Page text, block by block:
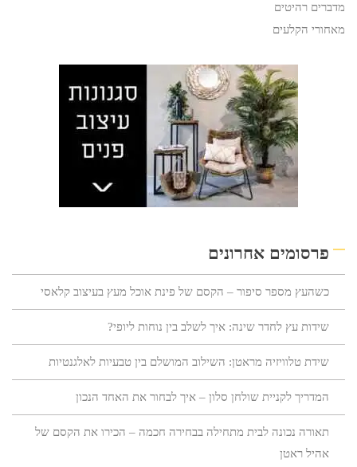
מדברים רהיטים
מאחורי הקלעים
פרסומים אחרונים
כשהעץ מספר סיפור – הקסם של פינת אוכל מעץ בעיצוב קלאסי
שידות עץ לחדר שינה: איך לשלב בין נוחות ליופי?
שידת טלוויזיה מראטן: השילוב המושלם בין טבעיות לאלגנטיות
המדריך לקניית שולחן סלון – איך לבחור את האחד הנכון
תאורה נכונה לבית מתחילה בבחירה חכמה – הכירו את הקסם של
אהיל ראטן